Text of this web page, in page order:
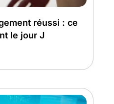
réussi : ce
le jour J